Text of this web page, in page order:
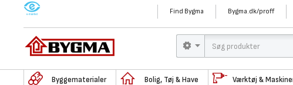
M Find Bygma Bygma.dk/proff
Byggematerialer Bolig, Tøj & Have Værktøj &